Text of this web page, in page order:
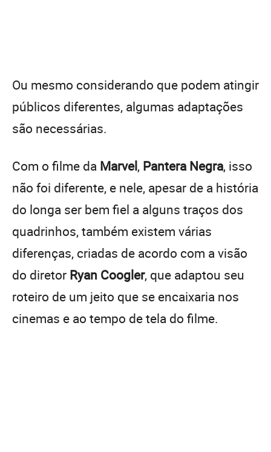
Ou mesmo considerando que podem atingir
públicos diferentes, algumas adaptações
são necessárias.
Com o filme da Marvel, Pantera Negra, isso
não foi diferente, e nele, apesar de a história
do longa ser bem fiel a alguns traços dos
quadrinhos, também existem várias
diferenças, criadas de acordo com a visão
do diretor Ryan Coogler, que adaptou seu
roteiro de um jeito que se encaixaria nos
cinemas e ao tempo de tela do filme.